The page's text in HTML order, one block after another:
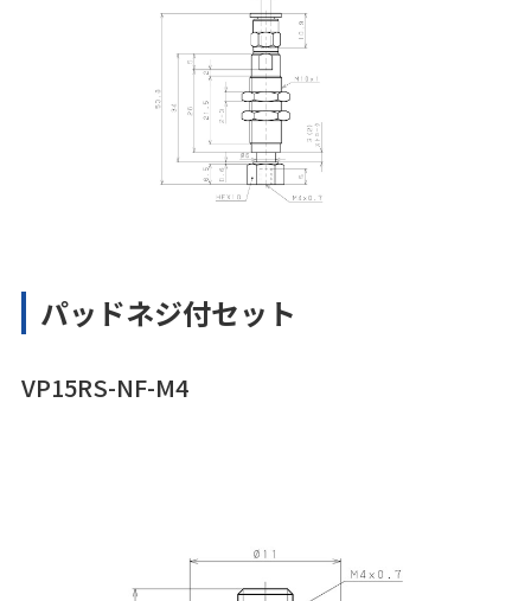
パッドネジ付セット
VP15RS-NF-M4